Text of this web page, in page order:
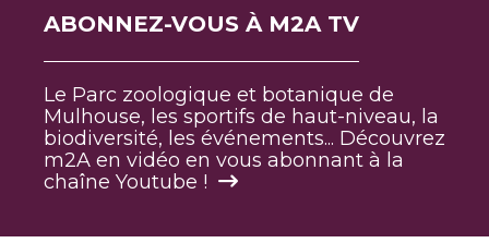
ABONNEZ-VOUS À M2A TV
Le Parc zoologique et botanique de
Mulhouse, les sportifs de haut-niveau, la
biodiversité, les événements... Découvrez
m2A en vidéo en vous abonnant à la
chaîne Youtube !